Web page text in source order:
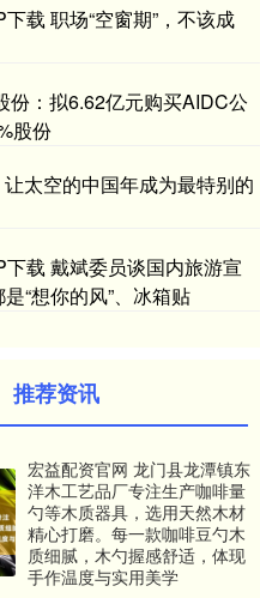
载 职场“空窗期”，不该成
份：拟6.62亿元购买AIDC公
股份
太空的中国年成为最特别的
载 戴斌委员谈国内旅游宣
“想你的风”、冰箱贴
推荐资讯
宏益配资官网 龙门县龙潭镇东
洋木工艺品厂专注生产咖啡量
勺等木质器具，选用天然木材
精心打磨。每一款咖啡豆勺木
质细腻，木勺握感舒适，体现
手作温度与实用美学